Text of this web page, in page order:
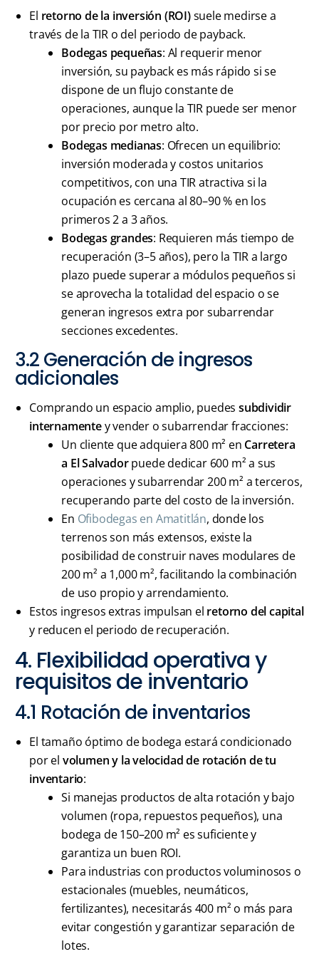
El retorno de la inversión (ROI)suele medirse a
través de la TIR o del periodo de payback.
Bodegas pequeñas: Al requerir menor
inversión, su payback es más rápido si se
dispone de un flujo constante de
operaciones, aunque la TIR puede ser menor
por precio por metro alto.
Bodegas medianas: Ofrecen un equilibrio:
inversión moderada y costos unitarios
competitivos, con una TIR atractiva si la
ocupación es cercana al 80–90 % en los
primeros 2 a 3 años.
Bodegas grandes: Requieren más tiempo de
recuperación (3–5 años), pero la TIR a largo
plazo puede superar a módulos pequeños si
se aprovecha la totalidad del espacio o se
generan ingresos extra por subarrendar
secciones excedentes.
3.2 Generación de ingresos
adicionales
Comprando un espacio amplio, puedessubdividir
internamentey vender o subarrendar fracciones:
Un cliente que adquiera 800 m² en Carretera
a El Salvadorpuede dedicar 600 m² a sus
operaciones y subarrendar 200 m² a terceros,
recuperando parte del costo de la inversión.
En Ofibodegas en Amatitlán, donde los
terrenos son más extensos, existe la
posibilidad de construir naves modulares de
200 m² a 1,000 m², facilitando la combinación
de uso propio y arrendamiento.
Estos ingresos extras impulsan el retorno del capital
y reducen el periodo de recuperación.
4. Flexibilidad operativa y
requisitos de inventario
4.1 Rotación de inventarios
El tamaño óptimo de bodega estará condicionado
por el volumen y la velocidad de rotación de tu
inventario:
Si manejas productos de alta rotación y bajo
volumen (ropa, repuestos pequeños), una
bodega de 150–200 m² es suficiente y
garantiza un buen ROI.
Para industrias con productos voluminosos o
estacionales (muebles, neumáticos,
fertilizantes), necesitarás 400 m² o más para
evitar congestión y garantizar separación de
lotes.